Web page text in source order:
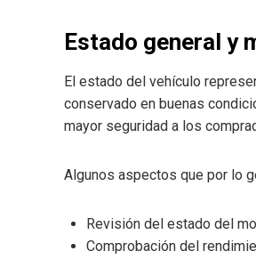
Estado general y
El estado del vehículo
conservado en buenas
mayor seguridad a los
Algunos aspectos que por lo
Revisión del estado del
Comprobación del